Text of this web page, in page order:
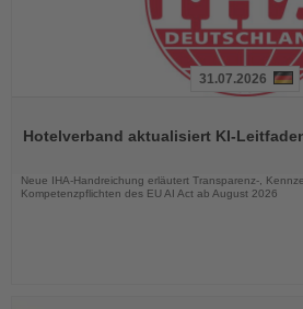
die
31.07.2026
Hotelverband aktualisiert KI-
Neue IHA-Handreichung erläutert Transparenz-,
Kompetenzpflichten des EU AI Act ab August 2026